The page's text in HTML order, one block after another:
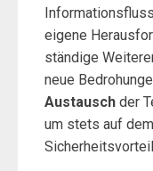
eigene
ständige
neue
Austausch der
um stets auf